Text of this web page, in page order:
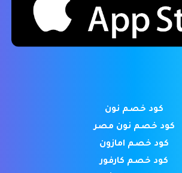
كود خصم نون
كود خصم نون مصر
كود خصم امازون
كود خصم كارفور